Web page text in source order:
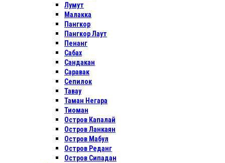
Лумут
Малакка
Пангкор
Пангкор Лаут
Пенанг
Сабах
Сандакан
Саравак
Сепилок
Тавау
Таман Негара
Тиоман
Остров Капалай
Остров Ланкаян
Остров Мабул
Остров Реданг
Остров Сипадан